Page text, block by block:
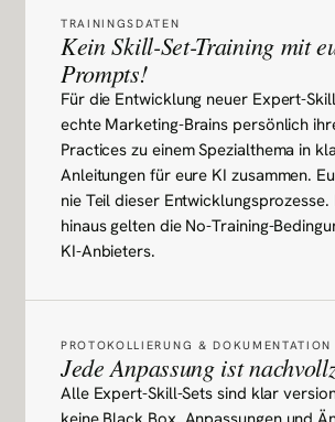
TRAININGSDATEN
Kein Skill-Set-Training mit
Prompts!
Für die Entwicklung neuer Expert-
echte Marketing-Brains persönlich
Practices zu einem Spezialthema in
Anleitungen für eure KI zusammen.
nie Teil dieser
hinaus gelten die No-Training-
KI-Anbieters.
PROTOKOLLIERUNG & DOKUMENTATION
Jede Anpassung ist
Alle Expert-Skill-Sets sind klar